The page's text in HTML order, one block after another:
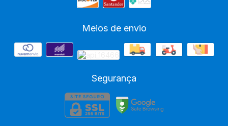
Meios de envio
Segurança